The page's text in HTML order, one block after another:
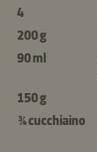
4
200 g
90 ml
150 g
¾ cucchiaino